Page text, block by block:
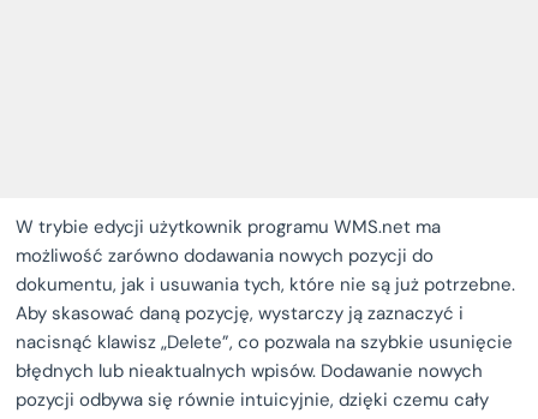
W trybie edycji użytkownik programu WMS.net ma
możliwość zarówno dodawania nowych pozycji do
dokumentu, jak i usuwania tych, które nie są już potrzebne.
Aby skasować daną pozycję, wystarczy ją zaznaczyć i
nacisnąć klawisz „Delete”, co pozwala na szybkie usunięcie
błędnych lub nieaktualnych wpisów. Dodawanie nowych
pozycji odbywa się równie intuicyjnie, dzięki czemu cały